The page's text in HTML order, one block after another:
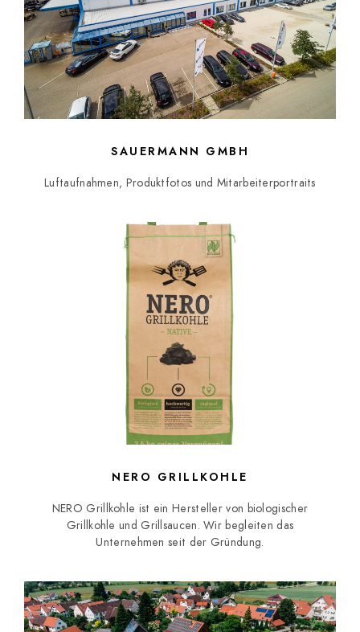
SAUERMANN GMBH
Luftaufnahmen, Produktfotos und Mitarbeiterportraits
NERO GRILLKOHLE
NERO Grillkohle ist ein Hersteller von biologischer
Grillkohle und Grillsaucen. Wir begleiten das
Unternehmen seit der Gründung.